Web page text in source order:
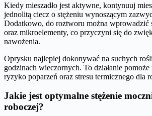
Kiedy mieszadło jest aktywne, kontynuuj
jednolitą ciecz o stężeniu wynoszącym
Dodatkowo, do roztworu można wprowadzić
oraz mikroelementy, co przyczyni się do
nawożenia.
Oprysku najlepiej dokonywać na suchych
godzinach wieczornych. To działanie
ryzyko poparzeń oraz stresu termicznego dla
Jakie jest optymalne stężenie
roboczej?